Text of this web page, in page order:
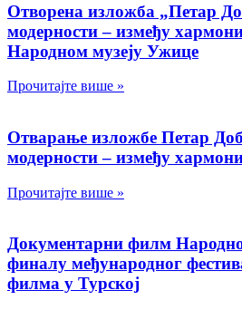
Отворена изложба „Петар
модерности – између
Народном музеју Ужице
Прочитајте више »
Отварање изложбе Петар
модерности – између
Прочитајте више »
Документарни филм
финалу међународног
филма у Турској